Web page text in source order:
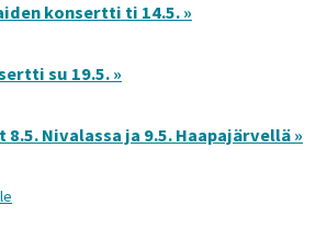
konsertti ti 14.5. »
su 19.5. »
Nivalassa ja 9.5. Haapajärvellä »